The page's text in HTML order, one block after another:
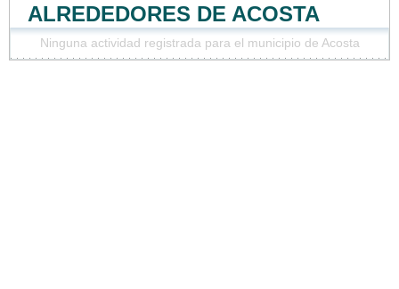
ALREDEDORES DE ACOSTA
Ninguna actividad registrada para el municipio de Acosta